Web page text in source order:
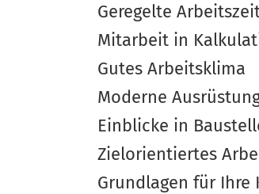
Geregelte
Mitarbeit in
Gutes Arbeitsklima
Moderne
Einblicke in
Zielorientiertes
Grundlagen für Ihre